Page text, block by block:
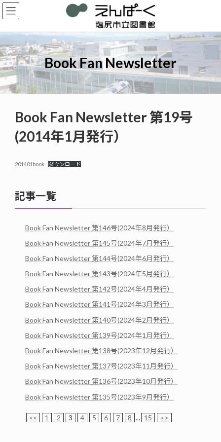
コ
ン
ン
ツ
へ
ス
キ
ッ
プ
ナ
ビ
ー
シ
ョ
ン
に
移
動
Book Fan Newsletter
Book Fan Newsletter 第19号
(2014年1月発行）
201401book ダウンロード
記事一覧
Book Fan Newsletter 第146号(2024年8月発行）
Book Fan Newsletter 第145号(2024年7月発行）
Book Fan Newsletter 第144号(2024年6月発行）
Book Fan Newsletter 第143号(2024年5月発行）
Book Fan Newsletter 第142号(2024年4月発行）
Book Fan Newsletter 第141号(2024年3月発行）
Book Fan Newsletter 第140号(2024年2月発行）
Book Fan Newsletter 第139号(2024年1月発行）
Book Fan Newsletter 第138号(2023年12月発行）
Book Fan Newsletter 第137号(2023年11月発行）
Book Fan Newsletter 第136号(2023年10月発行）
Book Fan Newsletter 第135号(2023年9月発行）
<< 1 2 3 4 5 6 7 8 ... 15 >>